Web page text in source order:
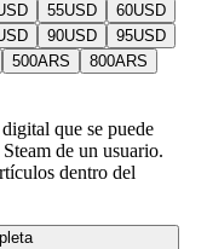
55USD 60USD
90USD 95USD
500ARS 800ARS
que se puede
de un usuario.
dentro del